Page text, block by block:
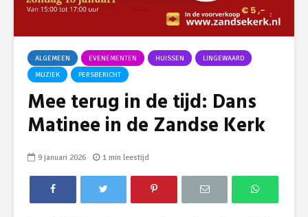
ALGEMEEN EVENEMENTEN HUISSEN
LINGEWAARD
MUZIEK
PERSBERICHT
Mee terug in de tijd: Dans
Matinee in de Zandse Kerk
9 januari 2026 1 min leestijd